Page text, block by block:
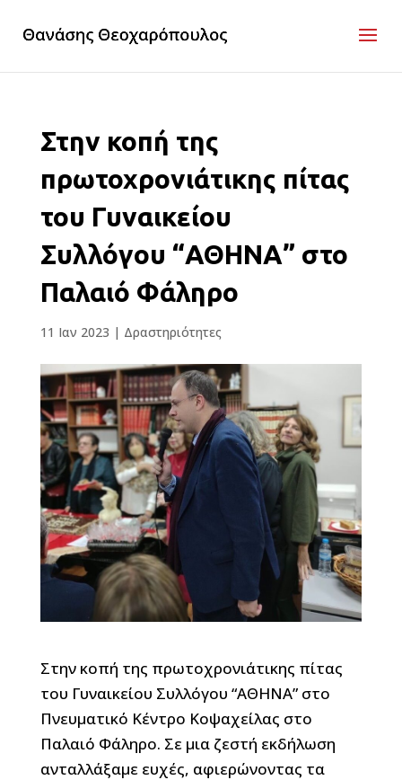
Στην κοπή της
πρωτοχρονιάτικης πίτας
του Γυναικείου
Συλλόγου “ΑΘΗΝΑ” στο
Παλαιό Φάληρο
11 Ιαν 2023 | Δραστηριότητες
Στην κοπή της πρωτοχρονιάτικης πίτας
του Γυναικείου Συλλόγου “ΑΘΗΝΑ” στο
Πνευματικό Κέντρο Κοψαχείλας στο
Παλαιό Φάληρο. Σε μια ζεστή εκδήλωση
ανταλλάξαμε ευχές, αφιερώνοντας τα